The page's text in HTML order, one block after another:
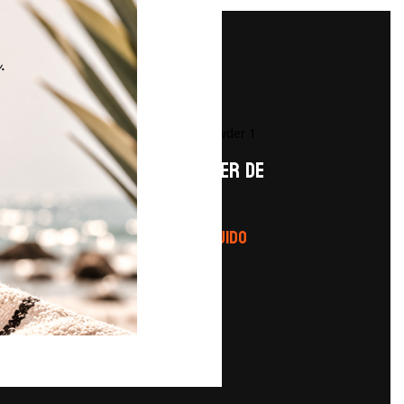
TRANSLUCENT POWDER de
Kryolan
15,75€IVA 21% Incluido